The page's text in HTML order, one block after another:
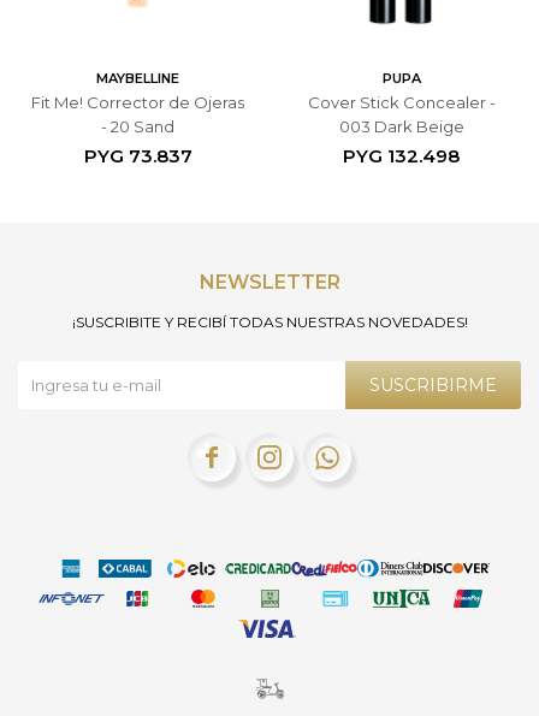
MAYBELLINE
Fit Me! Corrector de Ojeras
- 20 Sand
PYG 73.837
PUPA
Cover Stick Concealer -
003 Dark Beige
PYG 132.498
NEWSLETTER
¡SUSCRIBITE Y RECIBÍ TODAS NUESTRAS NOVEDADES!
SUSCRIBIRME
  